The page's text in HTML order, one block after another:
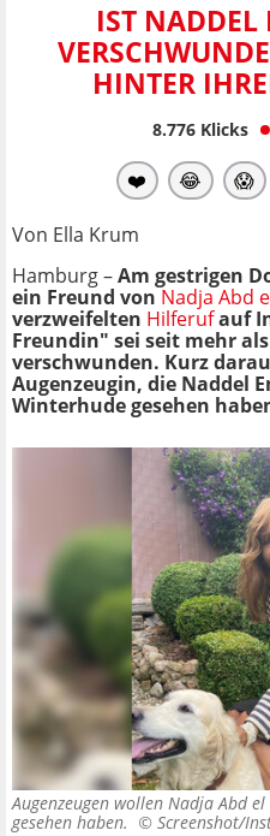
IST
HINTER
8.776Klicks
❤️ 😂 😱
Von Ella Krum
Hamburg –Am gestrigen
ein Freund von Nadja Abd
verzweifelten Hilferufauf
Freundin" sei seit mehr
verschwunden. Kurz
Augenzeugin, die Naddel
Winterhude gesehen
Augenzeugen wollen Nadja Abd
gesehen haben. © Screenshot/